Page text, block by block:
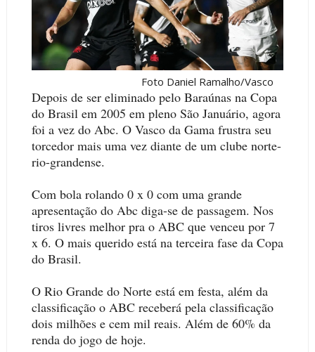
Foto Daniel Ramalho/Vasco
Depois de ser eliminado pelo Baraúnas na Copa
do Brasil em 2005 em pleno São Januário, agora
foi a vez do Abc. O Vasco da Gama frustra seu
torcedor mais uma vez diante de um clube norte-
rio-grandense.
Com bola rolando 0 x 0 com uma grande
apresentação do Abc diga-se de passagem. Nos
tiros livres melhor pra o ABC que venceu por 7
x 6. O mais querido está na terceira fase da Copa
do Brasil.
O Rio Grande do Norte está em festa, além da
classificação o ABC receberá pela classificação
dois milhões e cem mil reais. Além de 60% da
renda do jogo de hoje.